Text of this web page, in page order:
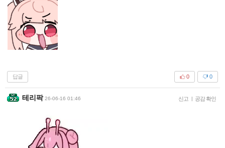
답글 0
0
테리팍 26-06-16 01:46 신고 | 공감 확인